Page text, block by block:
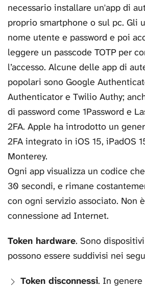
necessario installare un'app di
proprio smartphone o sul pc. Gli
nome utente e password e poi
leggere un passcode TOTP per
l’accesso. Alcune delle app di
popolari sono Google
Authenticator e Twilio Authy;
di password come 1Password e
2FA. Apple ha introdotto un
2FA integrato in iOS 15, iPadOS
Monterey.
Ogni app visualizza un codice
30 secondi, e rimane
con ogni servizio associato. Non
connessione ad Internet.
Token hardware. Sono
possono essere suddivisi nei
Token disconnessi. In